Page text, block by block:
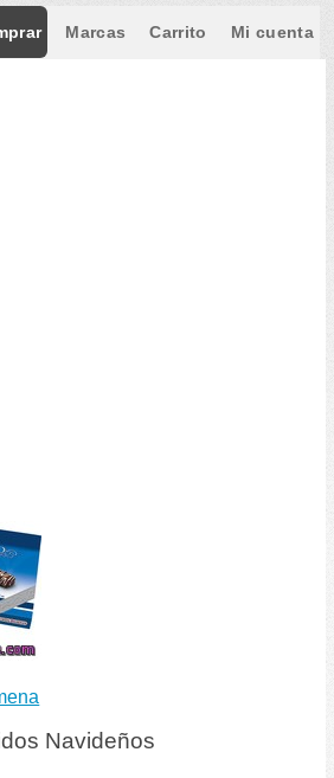
Marcas Carrito Mi cuenta
Navideños